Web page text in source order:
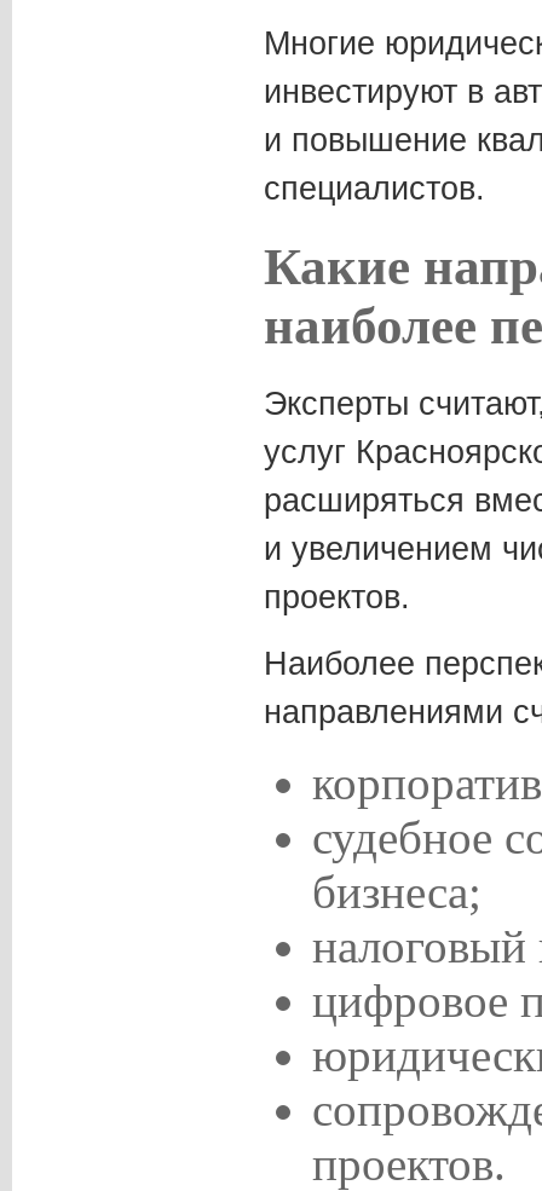
Многие
инвестируют в
и повышение
специалистов.
Какие
наиболее
Эксперты
услуг
расширяться
и увеличением
проектов.
Наиболее
направлениями
судебное
бизнеса;
налоговый
цифровое
проектов.